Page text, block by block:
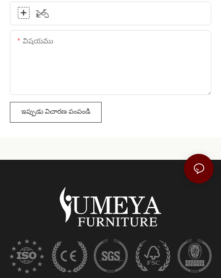
ఫైల్స్
విషయము
ఇప్పుడు విచారణ పంపండి